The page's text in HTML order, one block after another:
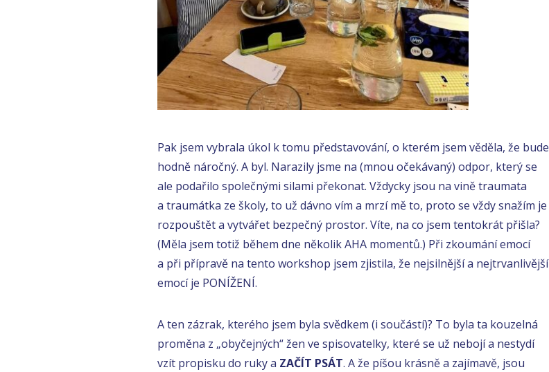
Pak jsem vybrala úkol k tomu představování, o kterém jsem věděla, že bude
hodně náročný. A byl. Narazily jsme na (mnou očekávaný) odpor, který se
ale podařilo společnými silami překonat. Vždycky jsou na vině traumata
a traumátka ze školy, to už dávno vím a mrzí mě to, proto se vždy snažím je
rozpouštět a vytvářet bezpečný prostor. Víte, na co jsem tentokrát přišla?
(Měla jsem totiž během dne několik AHA momentů.) Při zkoumání emocí
a při přípravě na tento workshop jsem zjistila, že nejsilnější a nejtrvanlivější
emocí je PONÍŽENÍ.
A ten zázrak, kterého jsem byla svědkem (i součástí)? To byla ta kouzelná
proměna z „obyčejných“ žen ve spisovatelky, které se už nebojí a nestydí
vzít propisku do ruky a ZAČÍT PSÁT. A že píšou krásně a zajímavě, jsou